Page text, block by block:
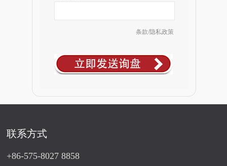
条款/隐私政策
联系方式
+86-575-8027 8858